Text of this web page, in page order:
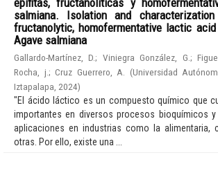
salmiana. Isolation and
fructanolytic, homofermentative lactic
Agave salmiana
Gallardo-Martínez, D.; Viniegra González, G. ;
Rocha, j. ;Cruz Guerrero, A. (Universidad
Iztapalapa 2024)
"El ácido láctico es un compuesto químico que
importantes en diversos procesos bioquímicos
aplicaciones en industrias como la alimentaria,
otras. Por ello, existe una ...